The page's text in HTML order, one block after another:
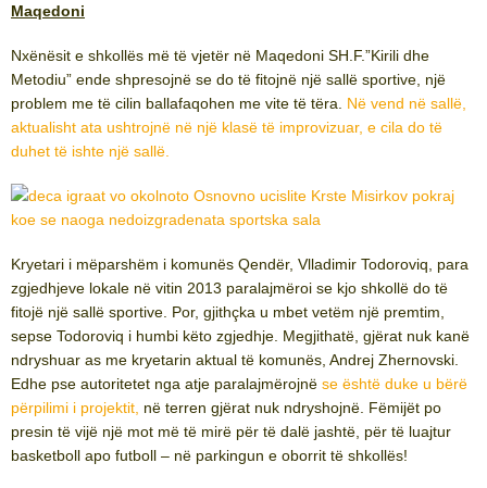
Maqedoni
Nxënësit e shkollës më të vjetër në Maqedoni SH.F.”Kirili dhe
Metodiu” ende shpresojnë se do të fitojnë një sallë sportive, një
problem me të cilin ballafaqohen me vite të tëra. Në vend në sallë,
aktualisht ata ushtrojnë në një klasë të improvizuar, e cila do të
duhet të ishte një sallë.
Kryetari i mëparshëm i komunës Qendër, Vlladimir Todoroviq, para
zgjedhjeve lokale në vitin 2013 paralajmëroi se kjo shkollë do të
fitojë një sallë sportive. Por, gjithçka u mbet vetëm një premtim,
sepse Todoroviq i humbi këto zgjedhje. Megjithatë, gjërat nuk kanë
ndryshuar as me kryetarin aktual të komunës, Andrej Zhernovski.
Edhe pse autoritetet nga atje paralajmërojnë se është duke u bërë
përpilimi i projektit, në terren gjërat nuk ndryshojnë. Fëmijët po
presin të vijë një mot më të mirë për të dalë jashtë, për të luajtur
basketboll apo futboll – në parkingun e oborrit të shkollës!